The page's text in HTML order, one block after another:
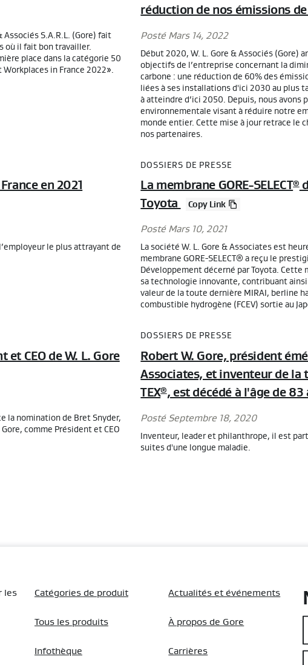
Associés S.A.R.L. (Gore) fait
où il fait bon travailler.
place dans la catégorie 50
in France 2022».
réduction de nos émissions
Posté Mars 14, 2022
Début 2020, W. L. Gore & Associés (Gore)
objectifs de l’entreprise concernant la
carbone : une réduction de 60% des
liées à ses installations d'ici 2030 au plus
à atteindre d’ici 2050. Depuis, nous avons
environnementale visant à réduire notre
monde entier. Cette mise à jour retrace le
nos partenaires.
en 2021
le plus attrayant de
DOSSIERS DE PRESSE
La membrane GORE-SELECT®
Toyota
Copy Link
Posté Mars 10, 2021
La société W. L. Gore & Associates est
membrane GORE-SELECT® a reçu le
Développement décerné par Toyota. Cette
sa technologie innovante, contribuant
valeur de la toute dernière MIRAI, berline
combustible hydrogène (FCEV) sortie au
CEO de W. L. Gore
la nomination de Bret Snyder,
comme Président et CEO
DOSSIERS DE PRESSE
Robert W. Gore, président
Associates, et inventeur de la
TEX®, est décédé à l'âge de 83
Posté Septembre 18, 2020
Inventeur, leader et philanthrope, il est
suites d'une longue maladie.
les
Catégories de produit
Tous les produits
Infothèque
Actualités et événements
À propos de Gore
Carrières